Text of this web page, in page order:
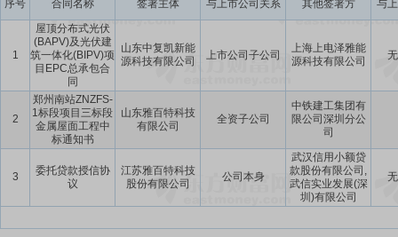
序号 合同名称 签署主体 与上市公司关系 其他签署方 与
1
屋顶分布式光伏
(BAPV)及光伏建
筑一体化(BIPV)项
目EPC总承包合
同
山东中复凯新能
源科技有限公司
上市公司子公司
上海上电泽雅能
源科技有限公司
2
郑州南站ZNZFS-
1标段项目三标段
金属屋面工程中
标通知书
山东雅百特科技
有限公司
全资子公司
中铁建工集团有
限公司深圳分公
司
3
委托贷款授信协
议
江苏雅百特科技
股份有限公司
公司本身
武汉信用小额贷
款股份有限公司,
武信实业发展(深
圳)有限公司